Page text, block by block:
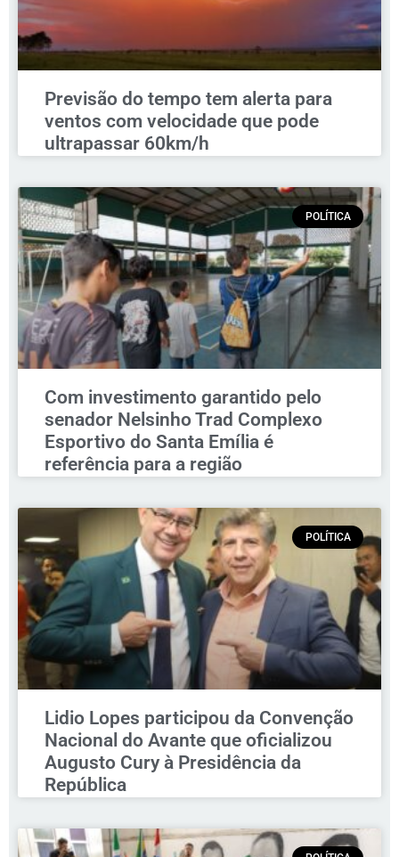
Previsão do tempo tem alerta para
ventos com velocidade que pode
ultrapassar 60km/h
POLÍTICA
Com investimento garantido pelo
senador Nelsinho Trad Complexo
Esportivo do Santa Emília é
referência para a região
POLÍTICA
Lidio Lopes participou da Convenção
Nacional do Avante que oficializou
Augusto Cury à Presidência da
República